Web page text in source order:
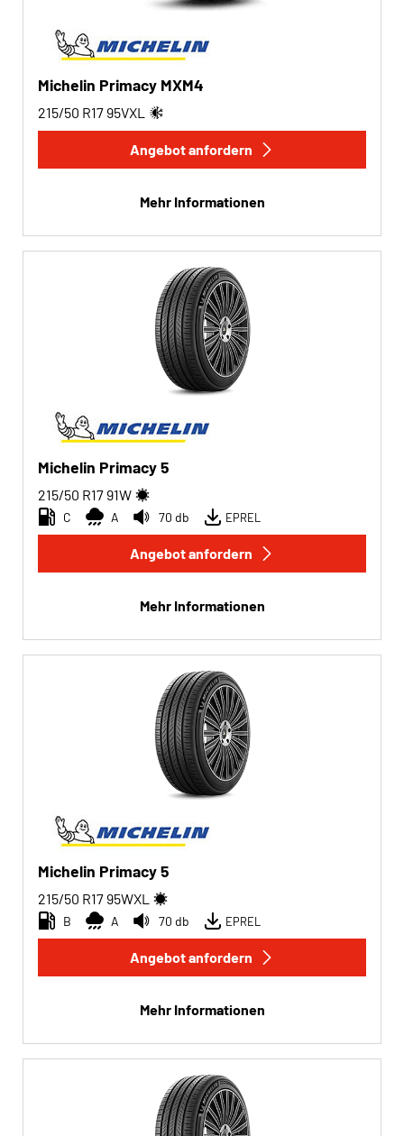
Michelin Primacy MXM4
215/50 R17 95VXL
Angebot anfordern
Mehr Informationen
Michelin Primacy 5
215/50 R17 91W
C A 70 db EPREL
Angebot anfordern
Mehr Informationen
Michelin Primacy 5
215/50 R17 95WXL
B A 70 db EPREL
Angebot anfordern
Mehr Informationen